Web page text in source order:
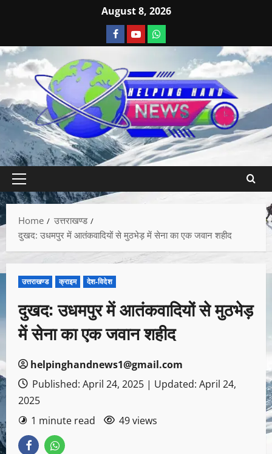
August 8, 2026
Home
उत्तराखण्ड
दुखद: उधमपुर में आतंकवादियों से मुठभेड़ में सेना का एक जवान शहीद
उत्तराखण्ड क्राइम देश-विदेश
दुखद: उधमपुर में आतंकवादियों से मुठभेड़
में सेना का एक जवान शहीद
helpinghandnews1@gmail.com
Published: April 24, 2025 | Updated: April 24,
2025
1 minute read
49 views